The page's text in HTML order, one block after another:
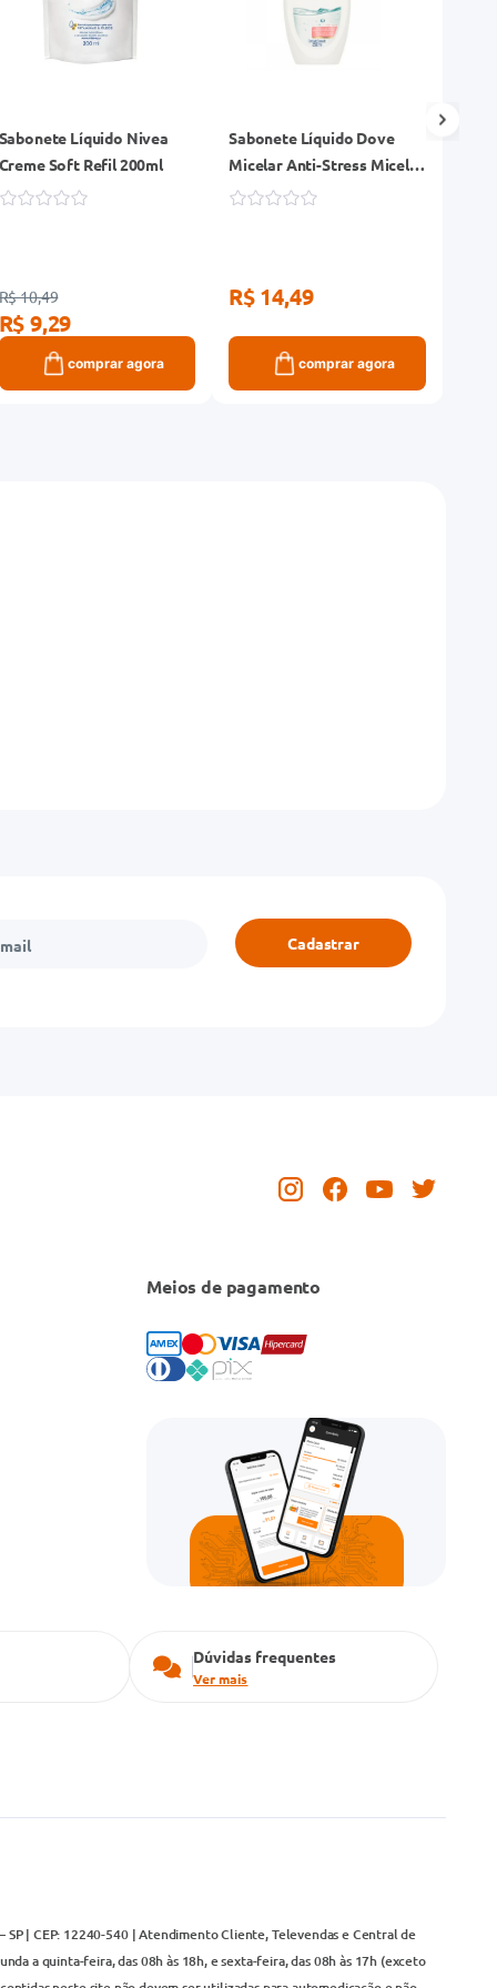
Líquido Nivea
Soft Refil 200ml
10,49
9,29
comprar agora
Sabonete Líquido Dove
Micelar Anti-Stress Micelar
250ml
R$ 14,49
comprar agora
Cadastrar
Meios de pagamento
Dúvidas frequentes
Ver mais
SP | CEP: 12240-540 | Atendimento Cliente, Televendas e Central de
a quinta-feira, das 08h às 18h, e sexta-feira, das 08h às 17h (exceto